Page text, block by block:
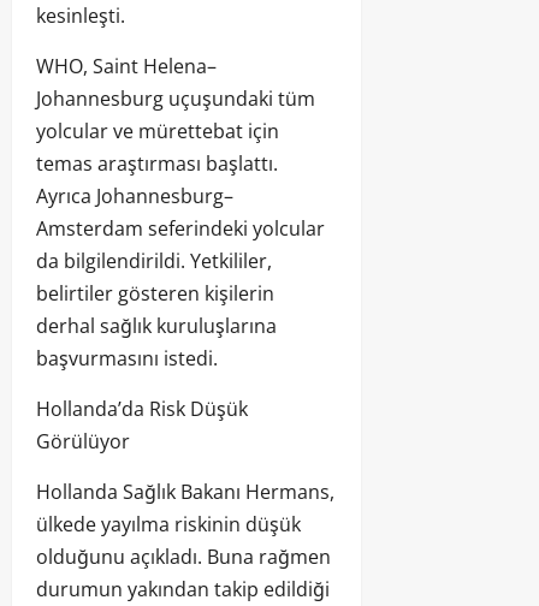
kesinleşti.
WHO, Saint Helena–
Johannesburg uçuşundaki tüm
yolcular ve mürettebat için
temas araştırması başlattı.
Ayrıca Johannesburg–
Amsterdam seferindeki yolcular
da bilgilendirildi. Yetkililer,
belirtiler gösteren kişilerin
derhal sağlık kuruluşlarına
başvurmasını istedi.
Hollanda’da Risk Düşük
Görülüyor
Hollanda Sağlık Bakanı Hermans,
ülkede yayılma riskinin düşük
olduğunu açıkladı. Buna rağmen
durumun yakından takip edildiği